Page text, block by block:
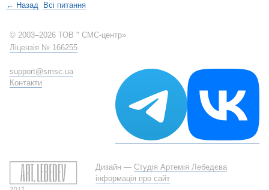
← Назад Всі питання
© 2003–2026 ТОВ " СМС-центр»
Ліцензія № 166255
support@smsc.ua
Контакти
Дизайн — Студія Артемія Лебедєва
інформація про сайт